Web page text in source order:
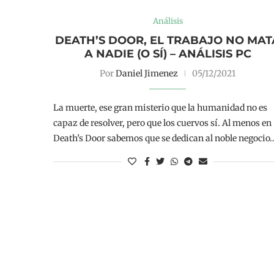
Análisis
DEATH’S DOOR, EL TRABAJO NO
A NADIE (O SÍ) – ANÁLISIS PC
PorDaniel Jimenez 05/12/2021
La muerte, ese gran misterio que la humanidad no es
capaz de resolver, pero que los cuervos sí. Al menos en
Death’s Door sabemos que se dedican al noble